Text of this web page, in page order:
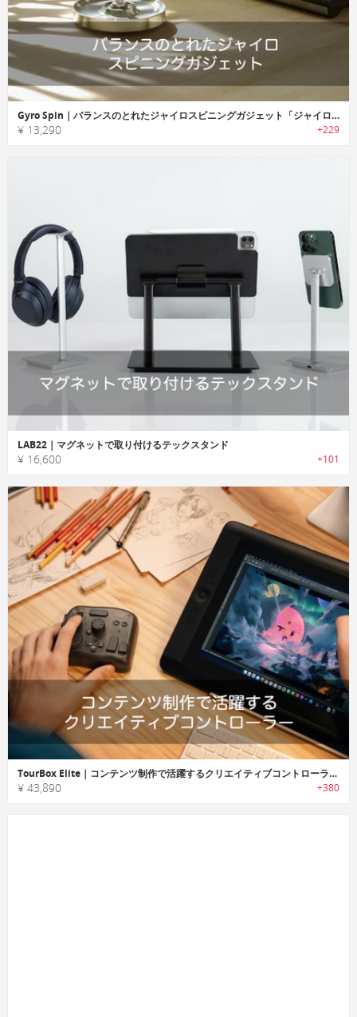
Gyro Spin｜バランスのとれたジャイロスピニングガジェット「ジャイロスピン」
¥ 13,290 +229
LAB22｜マグネットで取り付けるテックスタンド
¥ 16,600 +101
TourBox Elite｜コンテンツ制作で活躍するクリエイティブコントローラー「ツアーボックスエリート」
¥ 43,890 +380